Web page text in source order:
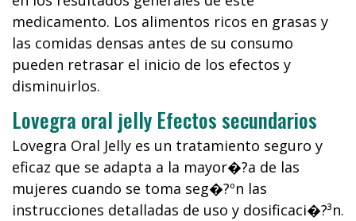
medicamento. Los alimentos ricos en grasas y
las comidas densas antes de su consumo
pueden retrasar el inicio de los efectos y
disminuirlos.
Lovegra oral jelly Efectos secundarios
Lovegra Oral Jelly es un tratamiento seguro y
eficaz que se adapta a la mayor�?­a de las
mujeres cuando se toma seg�?ºn las
instrucciones detalladas de uso y dosificaci�?³n.